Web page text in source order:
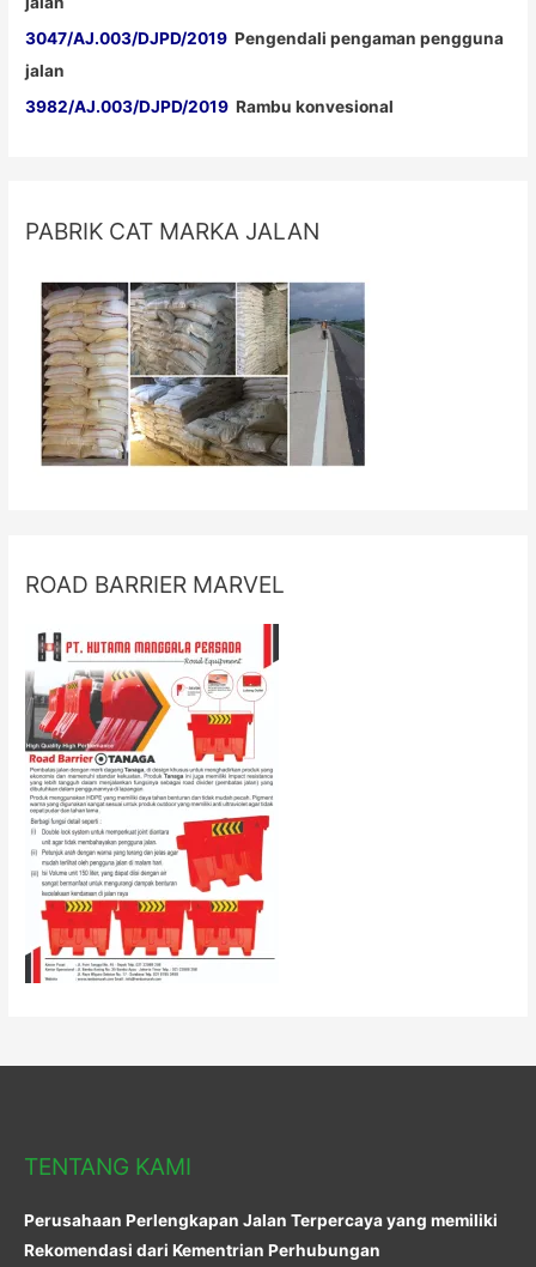
3047/AJ.003/DJPD/2019 Pengendali pengaman pengguna
jalan
3982/AJ.003/DJPD/2019 Rambu konvesional
PABRIK CAT MARKA JALAN
ROAD BARRIER MARVEL
TENTANG KAMI
Perusahaan Perlengkapan Jalan Terpercaya yang memiliki
Rekomendasi dari Kementrian Perhubungan